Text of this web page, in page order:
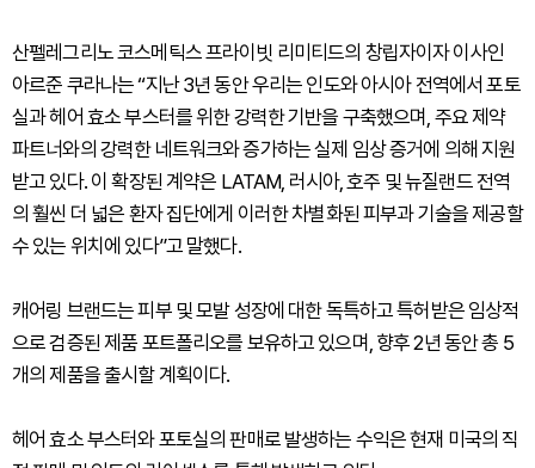
산펠레그리노 코스메틱스 프라이빗 리미티드의 창립자이자 이사인
아르준 쿠라나는 “지난 3년 동안 우리는 인도와 아시아 전역에서 포토
실과 헤어 효소 부스터를 위한 강력한 기반을 구축했으며, 주요 제약
파트너와의 강력한 네트워크와 증가하는 실제 임상 증거에 의해 지원
받고 있다. 이 확장된 계약은 LATAM, 러시아, 호주 및 뉴질랜드 전역
의 훨씬 더 넓은 환자 집단에게 이러한 차별화된 피부과 기술을 제공할
수 있는 위치에 있다”고 말했다.
캐어링 브랜드는 피부 및 모발 성장에 대한 독특하고 특허받은 임상적
으로 검증된 제품 포트폴리오를 보유하고 있으며, 향후 2년 동안 총 5
개의 제품을 출시할 계획이다.
헤어 효소 부스터와 포토실의 판매로 발생하는 수익은 현재 미국의 직